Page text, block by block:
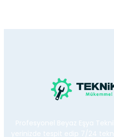
Profesyonel Beyaz Eşya
yerinizde tespit edip 7/24